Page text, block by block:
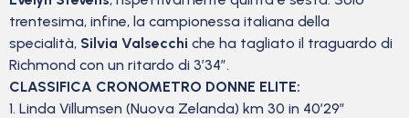
trentesima, infine, la campionessa italiana della
specialità, Silvia Valsecchi che ha tagliato il traguardo di
Richmond con un ritardo di 3’34”.
CLASSIFICA CRONOMETRO DONNE ELITE:
1. Linda Villumsen (Nuova Zelanda) km 30 in 40’29”